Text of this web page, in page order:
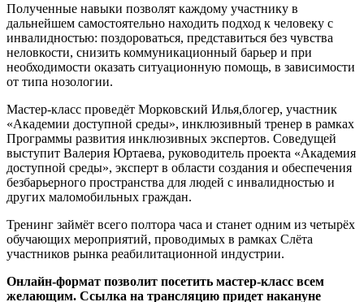
Полученные навыки позволят каждому участнику в
дальнейшем самостоятельно находить подход к человеку с
инвалидностью: поздороваться, представиться без чувства
неловкости, снизить коммуникационный барьер и при
необходимости оказать ситуационную помощь, в зависимости
от типа нозологии.
Мастер-класс проведёт Морковский Илья,блогер, участник
«Академии доступной среды», инклюзивный тренер в рамках
Программы развития инклюзивных экспертов. Соведущей
выступит Валерия Юртаева, руководитель проекта «Академия
доступной среды», эксперт в области создания и обеспечения
безбарьерного пространства для людей с инвалидностью и
других маломобильных граждан.
Тренинг займёт всего полтора часа и станет одним из четырёх
обучающих мероприятий, проводимых в рамках Слёта
участников рынка реабилитационной индустрии.
Онлайн-формат позволит посетить мастер-класс всем
желающим. Ссылка на трансляцию придет накануне